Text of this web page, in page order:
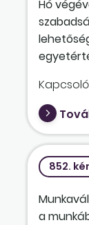
Hó
852.
a